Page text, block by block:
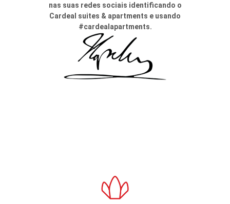
nas suas redes sociais identificando o
Cardeal suites & apartments e usando
#cardealapartments.